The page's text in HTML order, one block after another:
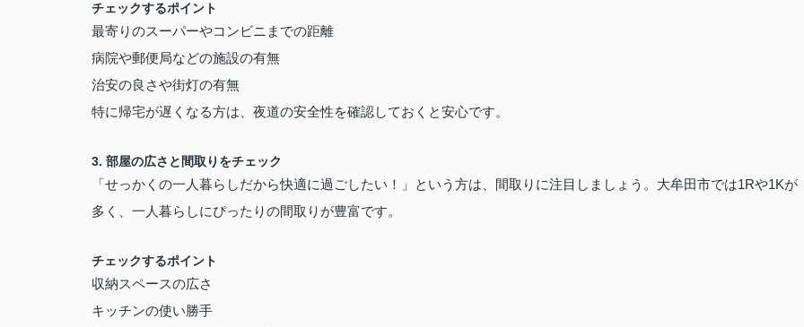
チェックするポイント
最寄りのスーパーやコンビニまでの距離
病院や郵便局などの施設の有無
治安の良さや街灯の有無
特に帰宅が遅くなる方は、夜道の安全性を確認しておくと安心です。
3. 部屋の広さと間取りをチェック
「せっかくの一人暮らしだから快適に過ごしたい！」という方は、間取りに注目しましょう。大牟田市では1Rや1Kが
多く、一人暮らしにぴったりの間取りが豊富です。
チェックするポイント
収納スペースの広さ
キッチンの使い勝手